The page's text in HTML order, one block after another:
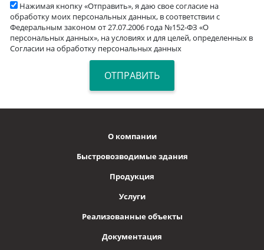
Нажимая кнопку «Отправить», я даю свое согласие на
обработку моих персональных данных, в соответствии с
Федеральным законом от 27.07.2006 года №152-ФЗ «О
персональных данных», на условиях и для целей, определенных в
Согласии на обработку персональных данных
О компании
Быстровозводимые здания
Продукция
Услуги
Реализованные объекты
Документация